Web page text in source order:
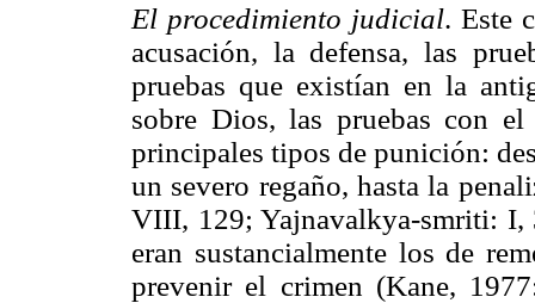
El procedimiento judicial. Este
acusación, la defensa, las
pruebas que existían en la
sobre Dios, las pruebas con
principales tipos de punición:
un severo regaño, hasta la
VIII, 129; Yajnavalkya-smriti: I,
eran sustancialmente los de
prevenir el crimen (Kane,